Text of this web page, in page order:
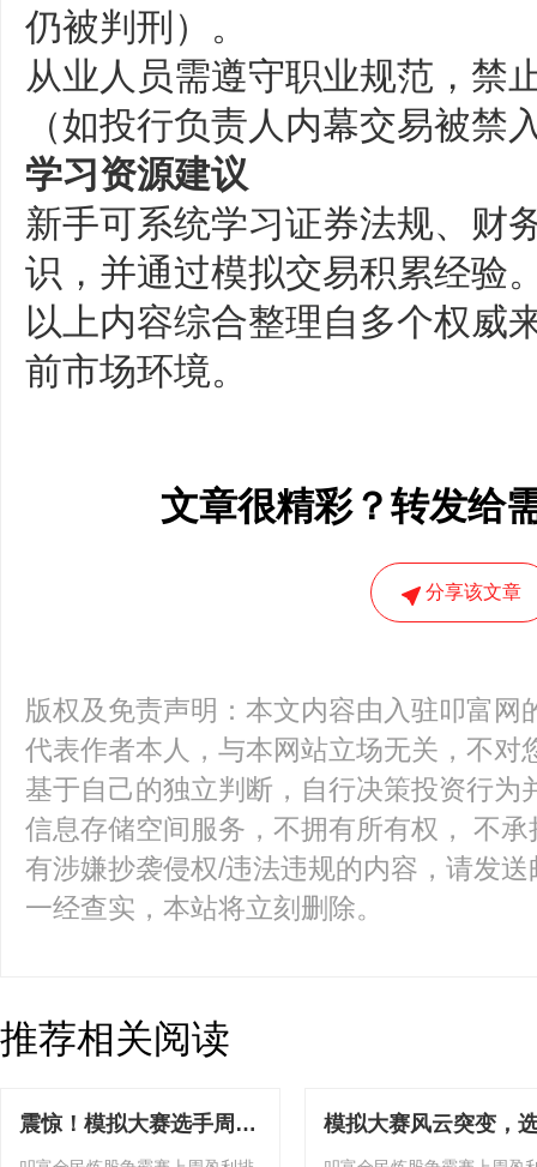
仍被判刑）‌。
从业人员需遵守职业规范，禁
（如投行负责人内幕交易被禁
学习资源建议
新手可系统学习证券法规、财
识，并通过模拟交易积累经验‌
以上内容综合整理自多个权威
前市场环境。
文章很精彩？转发给
分享该文章
版权及免责声明：本文内容由入驻叩富网
代表作者本人，与本网站立场无关，不对
基于自己的独立判断，自行决策投资行为
信息存储空间服务，不拥有所有权， 不
有涉嫌抄袭侵权/违法违规的内容，请发
一经查实，本站将立刻删除。
推荐相关阅读
震惊！模拟大赛选手周收
益狂飙39.21%
模拟大赛风云突变，
靠22.12%单周收益占